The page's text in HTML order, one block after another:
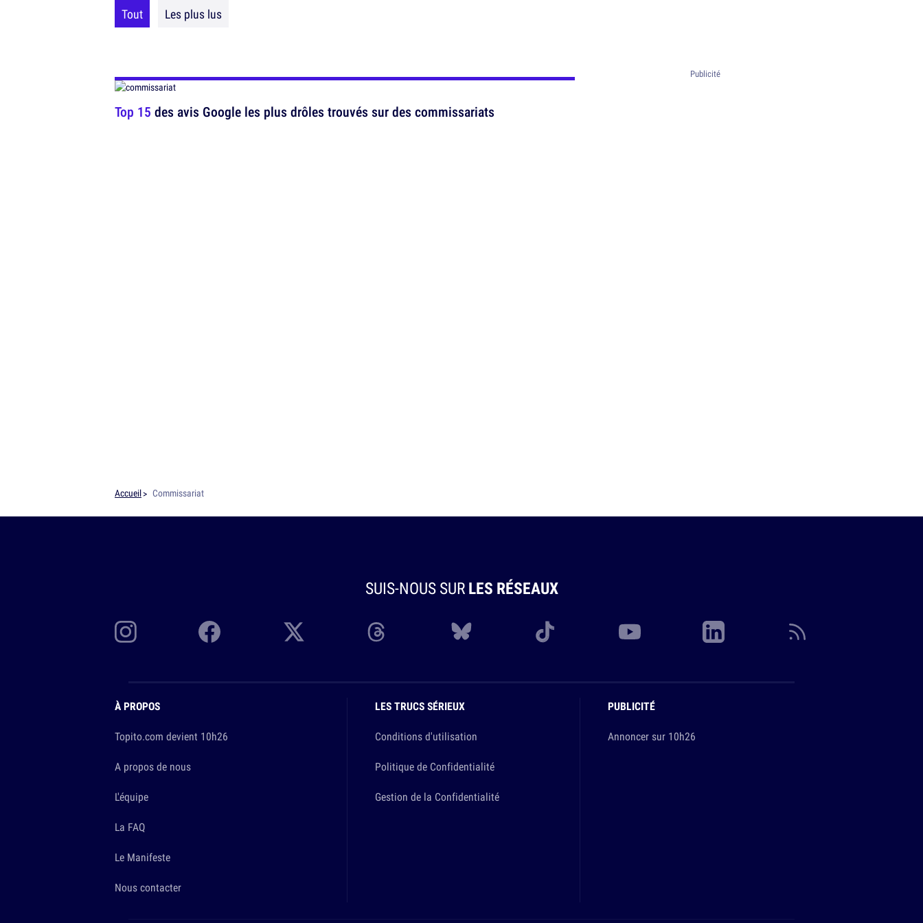
Tout Les plus lus
Top 15 des avis Google les plus drôles trouvés sur des commissariats
Accueil Commissariat
SUIS-NOUS SURLES RÉSEAUX
À PROPOS
Topito.com devient 10h26
A propos de nous
L'équipe
La FAQ
Le Manifeste
Nous contacter
LES TRUCS SÉRIEUX
Conditions d'utilisation
Politique de Confidentialité
Gestion de la Confidentialité
PUBLICITÉ
Annoncer sur 10h26